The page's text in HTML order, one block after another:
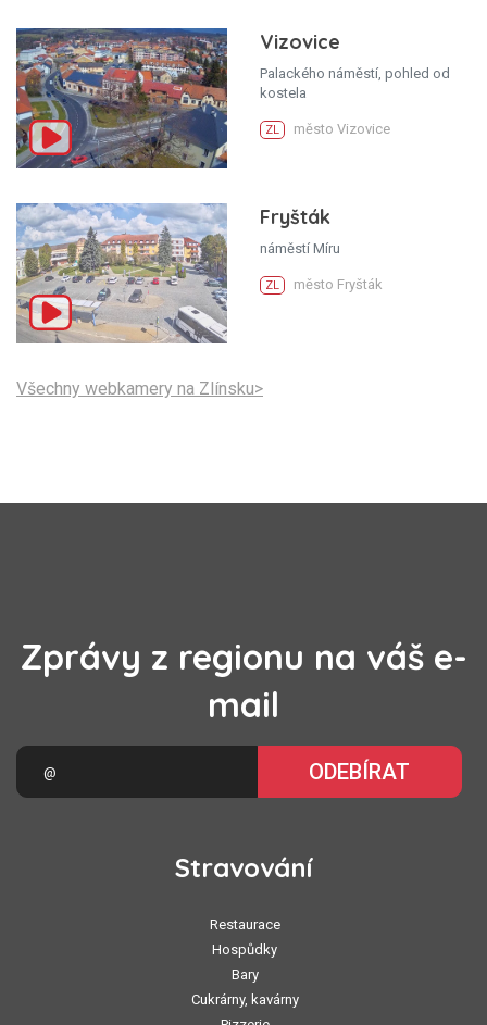
Vizovice
Palackého náměstí, pohled od
kostela
ZL město Vizovice
Fryšták
náměstí Míru
ZL město Fryšták
Všechny webkamery na Zlínsku>
Zprávy z regionu na váš e-
mail
ODEBÍRAT
Stravování
Restaurace
Hospůdky
Bary
Cukrárny, kavárny